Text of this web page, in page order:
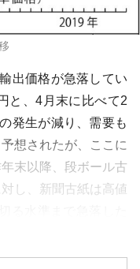
出価格が急落してい
と、4月末に比べて2
発生が減り、需要も
想されたが、ここに
末以降、段ボール古
し、新聞古紙は高値